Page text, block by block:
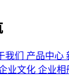
我们 产品中心
业文化 企业相